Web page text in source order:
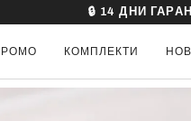
🔒 14 ДНИ
КОМПЛЕКТИ